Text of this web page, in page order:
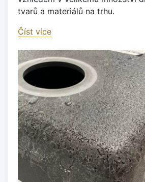
tvarů a materiálů na trhu.
Číst více